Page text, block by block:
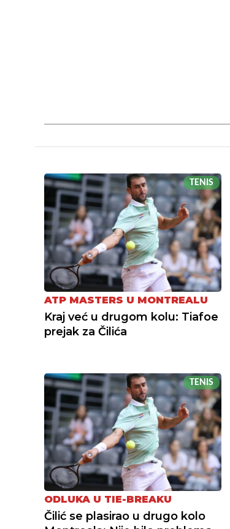
TENIS
ATP MASTERS U MONTREALU
Kraj već u drugom kolu: Tiafoe
prejak za Čilića
TENIS
ODLUKA U TIE-BREAKU
Čilić se plasirao u drugo kolo